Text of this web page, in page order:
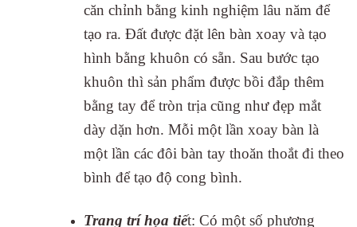
căn chỉnh bằng kinh nghiệm lâu năm để
tạo ra. Đất được đặt lên bàn xoay và tạo
hình bằng khuôn có sẵn. Sau bước tạo
khuôn thì sản phẩm được bồi đắp thêm
bằng tay để tròn trịa cũng như đẹp mắt
dày dặn hơn. Mỗi một lần xoay bàn là
một lần các đôi bàn tay thoăn thoắt đi theo
bình để tạo độ cong bình.
Trang trí họa tiết: Có một số phương